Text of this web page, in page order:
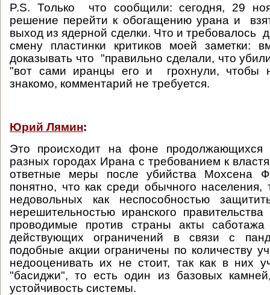
P.S. Только что сообщили: сегодня, 29
решение перейти к обогащению урана и
выход из ядерной сделки. Что и требовалось
смену пластинки критиков моей заметки:
доказывать что "правильно сделали, что
"вот сами иранцы его и грохнули, чтобы
знакомо, комментарий не требуется.
Юрий Лямин:
Это происходит на фоне продолжающихся
разных городах Ирана с требованием к
ответные меры после убийства Мохсена
понятно, что как среди обычного
недовольных как неспособностью
нерешительностью иранского
проводимые против страны акты
действующих ограничений в связи с
подобные акции ограничены по количеству
недооценивать их не стоит, так как в них
"басиджи", то есть один из базовых
устойчивость системы.